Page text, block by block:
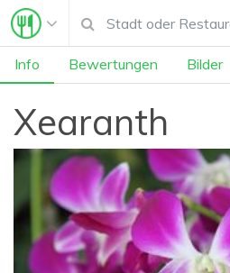
Info Bewertungen Bilder
Xearanth